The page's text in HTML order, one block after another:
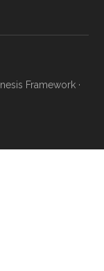
Framework·